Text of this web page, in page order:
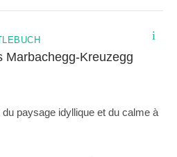
i
Marbachegg-Kreuzegg
paysage idyllique et du calme à